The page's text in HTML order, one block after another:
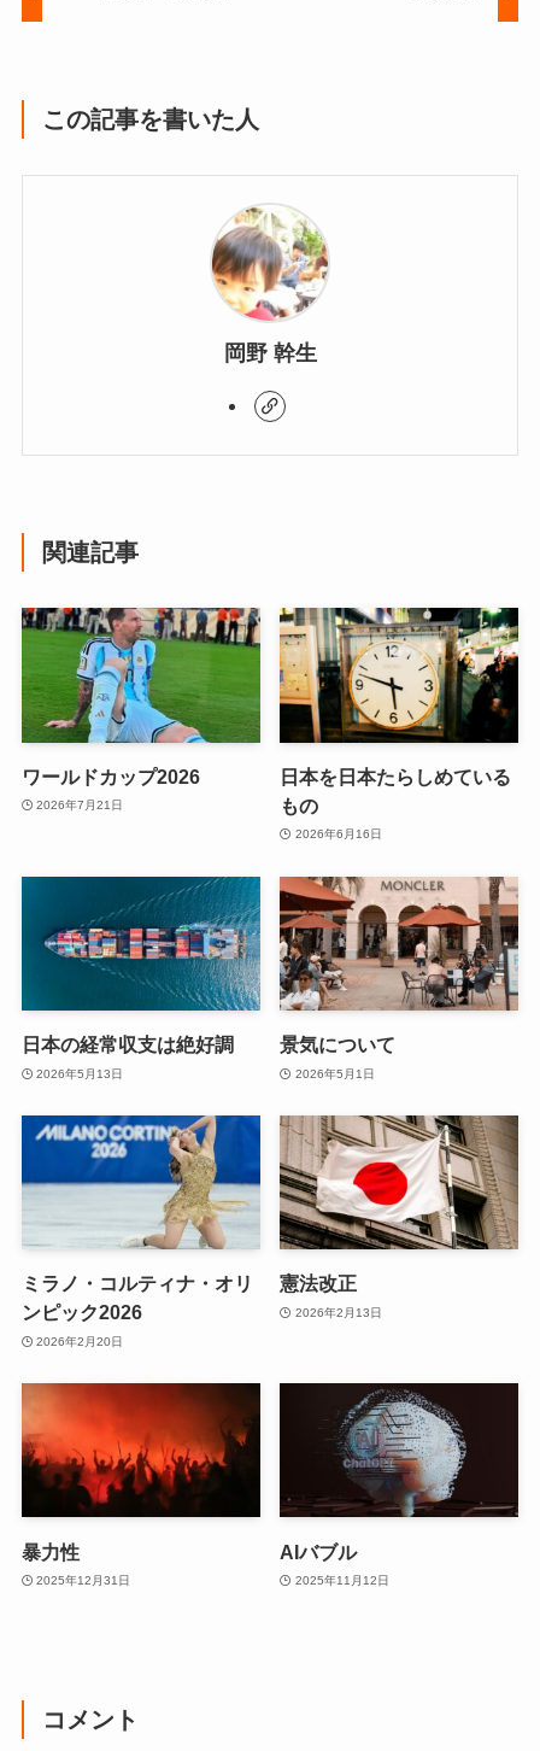
この記事を書いた人
岡野 幹生
関連記事
ワールドカップ2026
2026年7月21日
日本を日本たらしめている
もの
2026年6月16日
日本の経常収支は絶好調
2026年5月13日
景気について
2026年5月1日
ミラノ・コルティナ・オリ
ンピック2026
2026年2月20日
憲法改正
2026年2月13日
暴力性
2025年12月31日
AIバブル
2025年11月12日
コメント